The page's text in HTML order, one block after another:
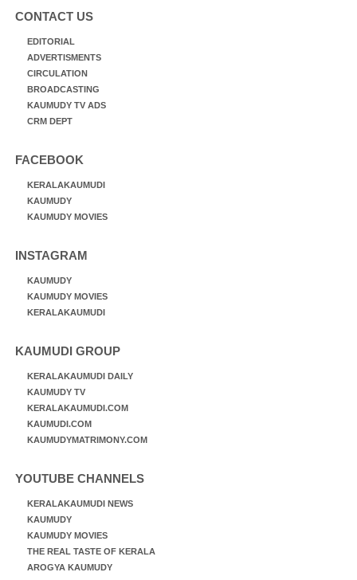
CONTACT US
EDITORIAL
ADVERTISMENTS
CIRCULATION
BROADCASTING
KAUMUDY TV ADS
CRM DEPT
FACEBOOK
KERALAKAUMUDI
KAUMUDY
KAUMUDY MOVIES
INSTAGRAM
KAUMUDY
KAUMUDY MOVIES
KERALAKAUMUDI
KAUMUDI GROUP
KERALAKAUMUDI DAILY
KAUMUDY TV
KERALAKAUMUDI.COM
KAUMUDI.COM
KAUMUDYMATRIMONY.COM
YOUTUBE CHANNELS
KERALAKAUMUDI NEWS
KAUMUDY
KAUMUDY MOVIES
THE REAL TASTE OF KERALA
AROGYA KAUMUDY